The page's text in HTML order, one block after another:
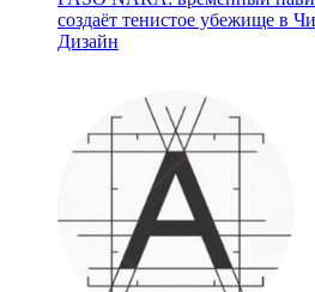
создаёт тенистое убежище в
Дизайн